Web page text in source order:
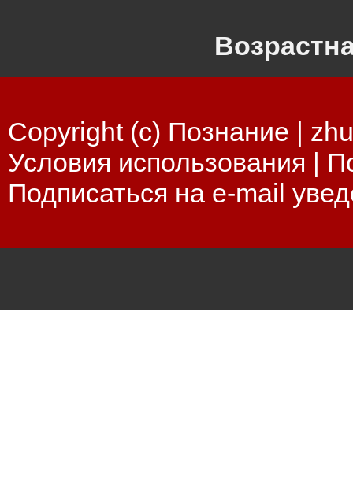
Copyright (c) Познание |
Условия использования |
Подписаться на e-mail